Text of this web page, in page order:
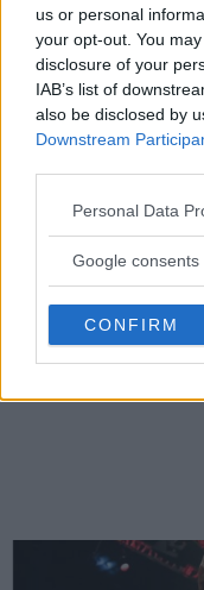
us or personal
your opt-out. You
disclosure of your
IAB’s list of
also be disclosed by
Downstream
Please note that this
not limited to your
use your data for
consent section.
Personal Data
Google consents
CONFIRM
Lekkede